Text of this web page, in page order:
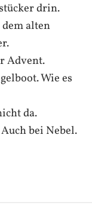
drin.
alten
Advent.
Wie es
da.
bei Nebel.